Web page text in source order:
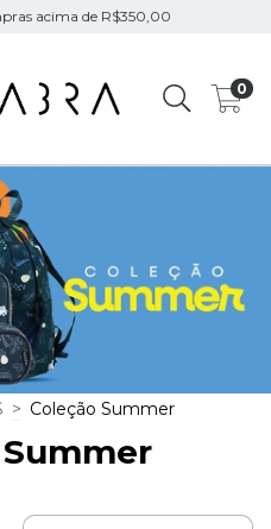
acima de R$350,00
0
> Coleção Summer